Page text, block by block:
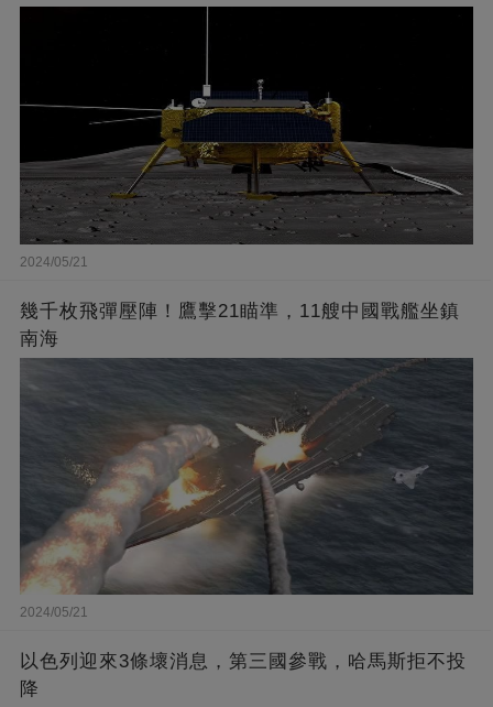
2024/05/21
幾千枚飛彈壓陣！鷹擊21瞄準，11艘中國戰艦坐鎮
南海
2024/05/21
以色列迎來3條壞消息，第三國參戰，哈馬斯拒不投
降